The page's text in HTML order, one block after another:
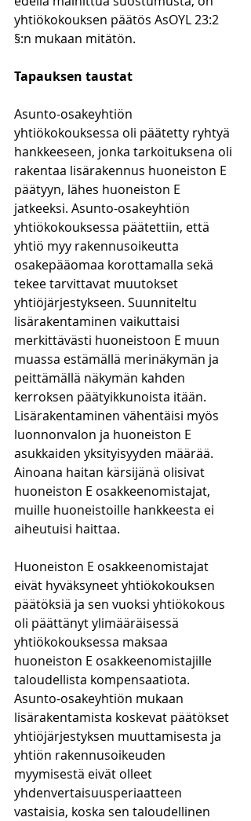
yhtiökokouksen päätös AsOYL 23:2
§:n mukaan mitätön.
Tapauksen taustat
Asunto-osakeyhtiön
yhtiökokouksessa oli päätetty ryhtyä
hankkeeseen, jonka tarkoituksena oli
rakentaa lisärakennus huoneiston E
päätyyn, lähes huoneiston E
jatkeeksi. Asunto-osakeyhtiön
yhtiökokouksessa päätettiin, että
yhtiö myy rakennusoikeutta
osakepääomaa korottamalla sekä
tekee tarvittavat muutokset
yhtiöjärjestykseen. Suunniteltu
lisärakentaminen vaikuttaisi
merkittävästi huoneistoon E muun
muassa estämällä merinäkymän ja
peittämällä näkymän kahden
kerroksen päätyikkunoista itään.
Lisärakentaminen vähentäisi myös
luonnonvalon ja huoneiston E
asukkaiden yksityisyyden määrää.
Ainoana haitan kärsijänä olisivat
huoneiston E osakkeenomistajat,
muille huoneistoille hankkeesta ei
aiheutuisi haittaa.
Huoneiston E osakkeenomistajat
eivät hyväksyneet yhtiökokouksen
päätöksiä ja sen vuoksi yhtiökokous
oli päättänyt ylimääräisessä
yhtiökokouksessa maksaa
huoneiston E osakkeenomistajille
taloudellista kompensaatiota.
Asunto-osakeyhtiön mukaan
lisärakentamista koskevat päätökset
yhtiöjärjestyksen muuttamisesta ja
yhtiön rakennusoikeuden
myymisestä eivät olleet
yhdenvertaisuusperiaatteen
vastaisia, koska sen taloudellinen